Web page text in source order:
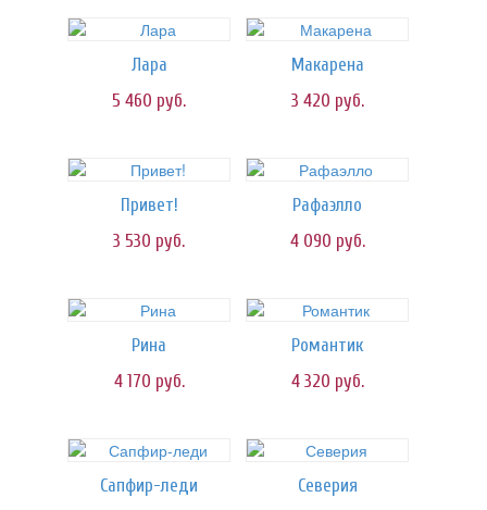
Лара
5 460 руб.
Макарена
3 420 руб.
Привет!
3 530 руб.
Рафаэлло
4 090 руб.
Рина
4 170 руб.
Романтик
4 320 руб.
Сапфир-леди
Северия